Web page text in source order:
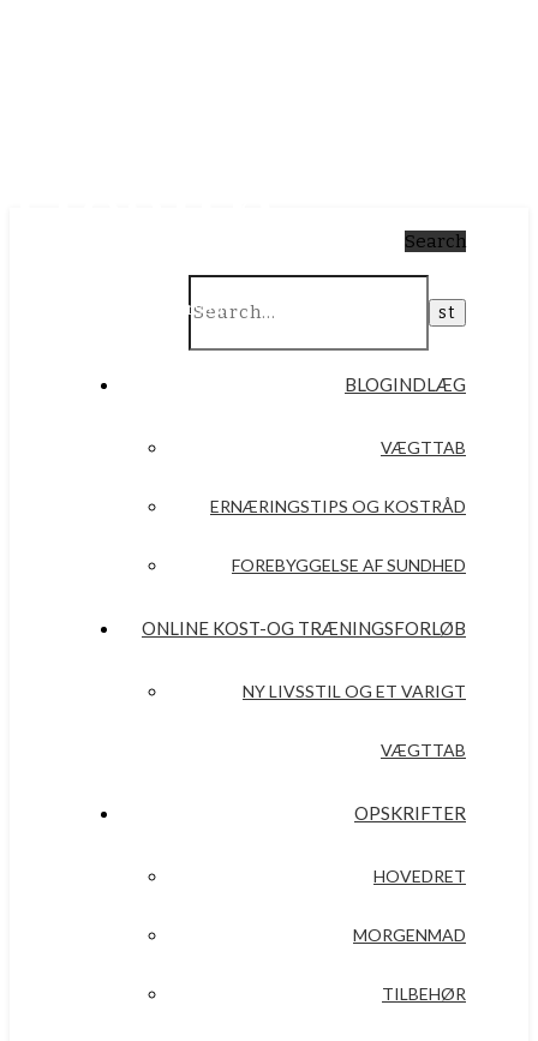
Af Anna Plaugborg Iversen
Search
BLOGINDLÆG
VÆGTTAB
ERNÆRINGSTIPS OG KOSTRÅD
FOREBYGGELSE AF SUNDHED
ONLINE KOST-OG TRÆNINGSFORLØB
NY LIVSSTIL OG ET VARIGT
VÆGTTAB
OPSKRIFTER
HOVEDRET
MORGENMAD
TILBEHØR